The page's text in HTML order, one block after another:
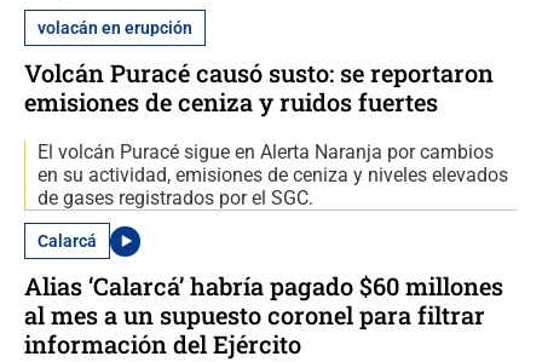
volacán en erupción
Volcán Puracé causó susto: se reportaron
emisiones de ceniza y ruidos fuertes
El volcán Puracé sigue en Alerta Naranja por cambios
en su actividad, emisiones de ceniza y niveles elevados
de gases registrados por el SGC.
Calarcá
Alias ‘Calarcá’ habría pagado $60 millones
al mes a un supuesto coronel para filtrar
información del Ejército